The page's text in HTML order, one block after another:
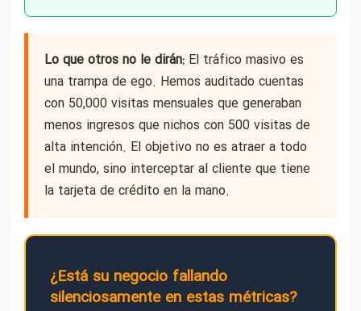
Lo que otros no le dirán: El tráfico masivo es
una trampa de ego. Hemos auditado cuentas
con 50,000 visitas mensuales que generaban
menos ingresos que nichos con 500 visitas de
alta intención. El objetivo no es atraer a todo
el mundo, sino interceptar al cliente que tiene
la tarjeta de crédito en la mano.
¿Está su negocio fallando
silenciosamente en estas métricas?